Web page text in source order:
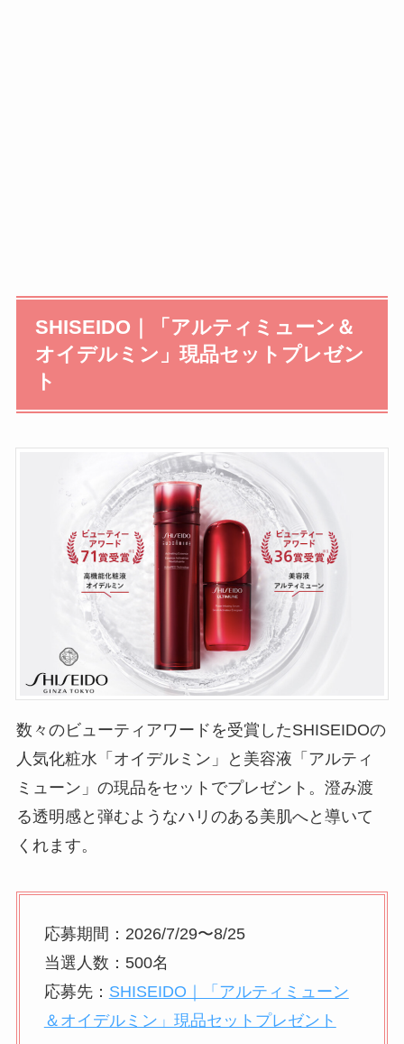
SHISEIDO｜「アルティミューン＆
オイデルミン」現品セットプレゼン
ト
数々のビューティアワードを受賞したSHISEIDOの
人気化粧水「オイデルミン」と美容液「アルティ
ミューン」の現品をセットでプレゼント。澄み渡
る透明感と弾むようなハリのある美肌へと導いて
くれます。
応募期間：2026/7/29〜8/25
当選人数：500名
応募先： SHISEIDO｜「アルティミューン
＆オイデルミン」現品セットプレゼント